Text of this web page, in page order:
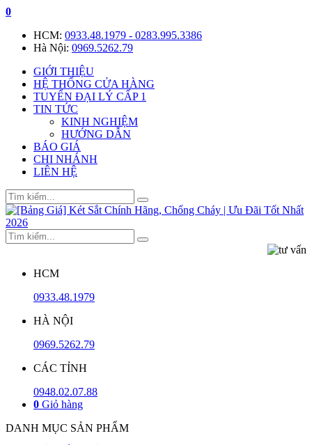
0
HCM: 0933.48.1979 - 0283.995.3386
Hà Nội: 0969.5262.79
GIỚI THIỆU
HỆ THỐNG CỬA HÀNG
TUYỂN ĐẠI LÝ CẤP 1
TIN TỨC
KINH NGHIỆM
HƯỚNG DẪN
BÁO GIÁ
CHI NHÁNH
LIÊN HỆ
HCM
0933.48.1979
HÀ NỘI
0969.5262.79
CÁC TỈNH
0948.02.07.88
0 Giỏ hàng
DANH MỤC SẢN PHẨM